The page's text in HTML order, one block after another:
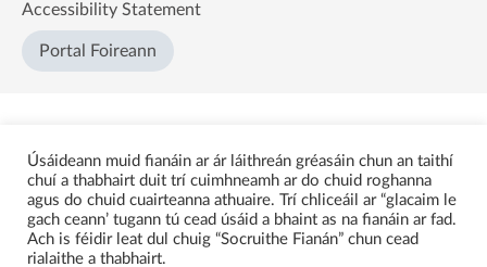
Accessibility Statement
Portal Foireann
Úsáideann muid fianáin ar ár láithreán gréasáin chun an taithí
chuí a thabhairt duit trí cuimhneamh ar do chuid roghanna
agus do chuid cuairteanna athuaire. Trí chliceáil ar “glacaim le
gach ceann’ tugann tú cead úsáid a bhaint as na fianáin ar fad.
Ach is féidir leat dul chuig “Socruithe Fianán” chun cead
rialaithe a thabhairt.